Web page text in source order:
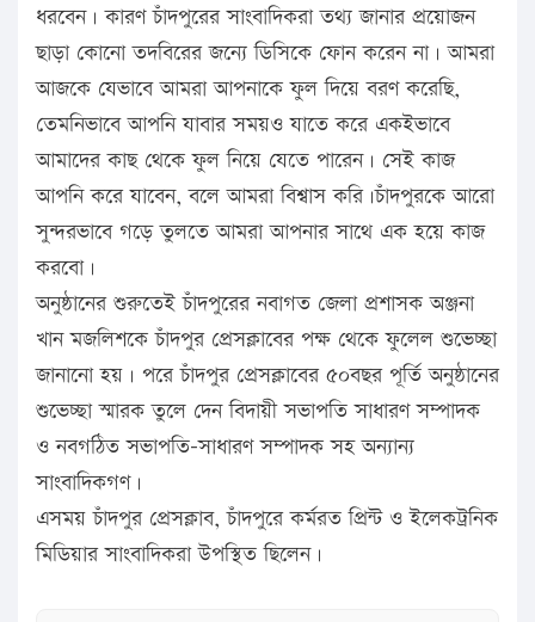
ধরবেন। কারণ চাঁদপুরের সাংবাদিকরা তথ্য জানার প্রয়োজন
ছাড়া কোনো তদবিরের জন্যে ডিসিকে ফোন করেন না। আমরা
আজকে যেভাবে আমরা আপনাকে ফুল দিয়ে বরণ করেছি,
তেমনিভাবে আপনি যাবার সময়ও যাতে করে একইভাবে
আমাদের কাছ থেকে ফুল নিয়ে যেতে পারেন। সেই কাজ
আপনি করে যাবেন, বলে আমরা বিশ্বাস করি।চাঁদপুরকে আরো
সুন্দরভাবে গড়ে তুলতে আমরা আপনার সাথে এক হয়ে কাজ
করবো।
অনুষ্ঠানের শুরুতেই চাঁদপুরের নবাগত জেলা প্রশাসক অঞ্জনা
খান মজলিশকে চাঁদপুর প্রেসক্লাবের পক্ষ থেকে ফুলেল শুভেচ্ছা
জানানো হয়। পরে চাঁদপুর প্রেসক্লাবের ৫০বছর পূর্তি অনুষ্ঠানের
শুভেচ্ছা স্মারক তুলে দেন বিদায়ী সভাপতি সাধারণ সম্পাদক
ও নবগঠিত সভাপতি-সাধারণ সম্পাদক সহ অন্যান্য
সাংবাদিকগণ।
এসময় চাঁদপুর প্রেসক্লাব, চাঁদপুরে কর্মরত প্রিন্ট ও ইলেকট্রনিক
মিডিয়ার সাংবাদিকরা উপস্থিত ছিলেন।